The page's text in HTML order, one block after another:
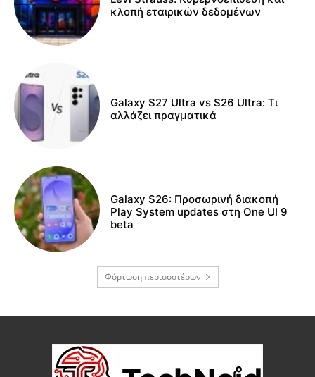
κλοπή εταιρικών δεδομένων
Galaxy S27 Ultra vs S26 Ultra: Τι
αλλάζει πραγματικά
Galaxy S26: Προσωρινή διακοπή
Play System updates στη One UI 9
beta
Φόρτωση περισσοτέρων